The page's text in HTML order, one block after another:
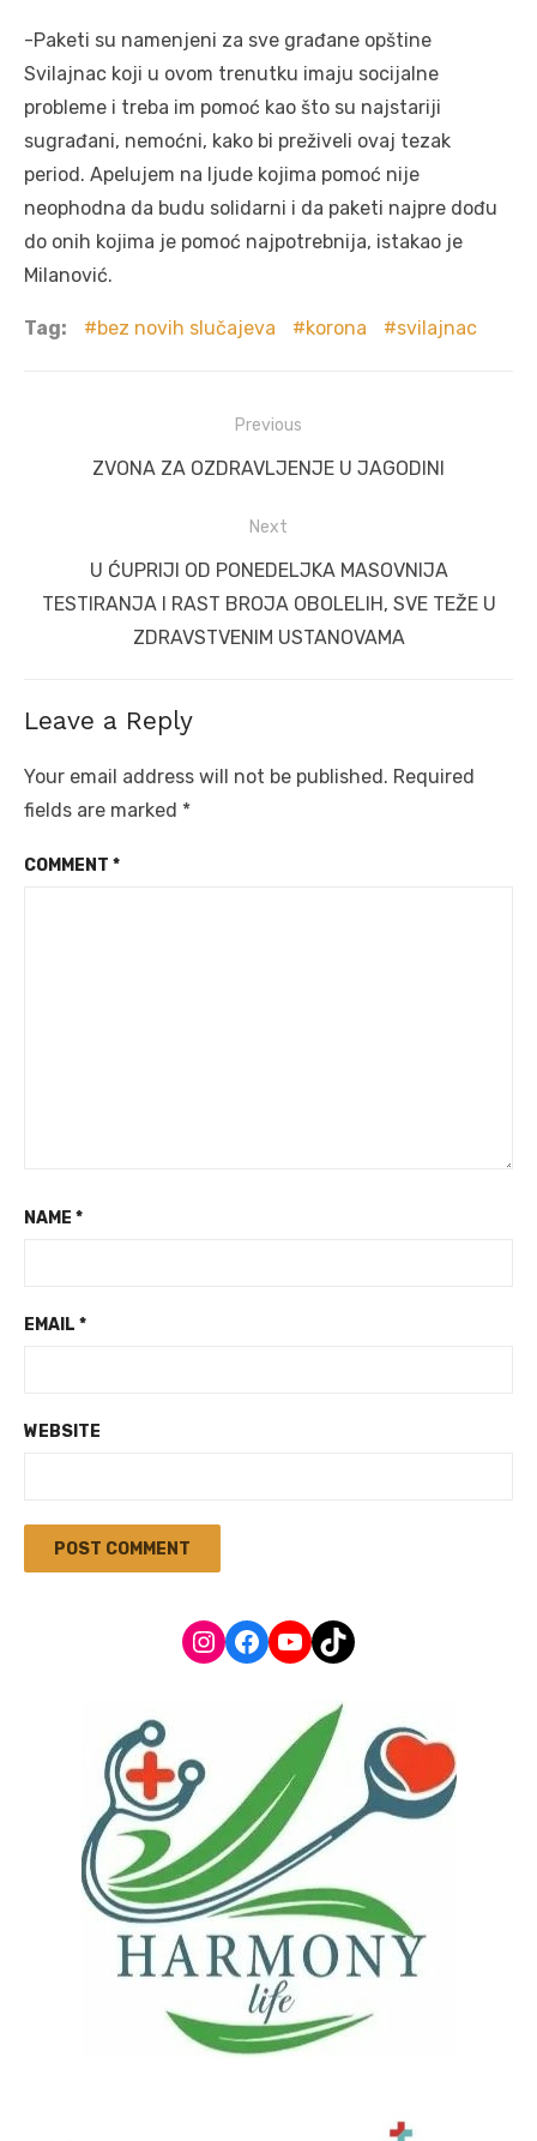
-Paketi su namenjeni za sve građane opštine
Svilajnac koji u ovom trenutku imaju socijalne
probleme i treba im pomoć kao što su najstariji
sugrađani, nemoćni, kako bi preživeli ovaj tezak
period. Apelujem na ljude kojima pomoć nije
neophodna da budu solidarni i da paketi najpre dođu
do onih kojima je pomoć najpotrebnija, istakao je
Milanović.
Tag: bez novih slučajeva korona svilajnac
navigation
Previous
Previous
ZVONA ZA OZDRAVLJENJE U JAGODINI
Next
post:
U ĆUPRIJI OD PONEDELJKA MASOVNIJA
TESTIRANJA I RAST BROJA OBOLELIH, SVE TEŽE U
ZDRAVSTVENIM USTANOVAMA
Leave a Reply
Your email address will not be published. Required
fields are marked *
COMMENT *
NAME *
EMAIL *
WEBSITE
Instagram
Facebook
YouTube
TikTok